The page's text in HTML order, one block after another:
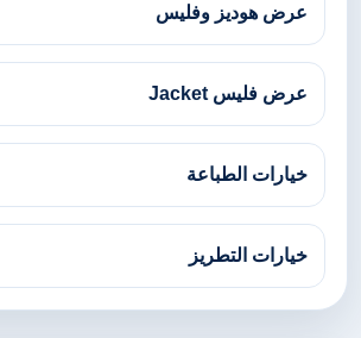
عرض هوديز وفليس
عرض فليس Jacket
خيارات الطباعة
خيارات التطريز